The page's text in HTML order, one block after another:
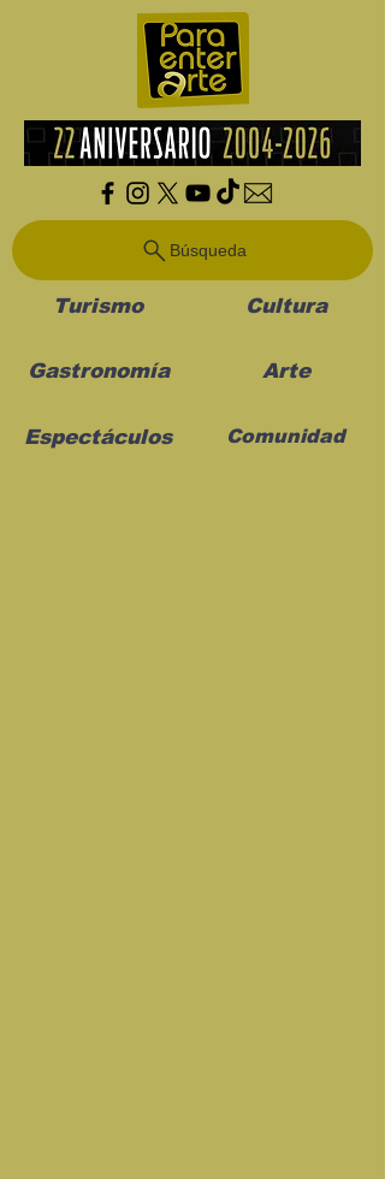
Búsqueda
Turismo Cultura
Gastronomía Arte
Espectáculos Comunidad